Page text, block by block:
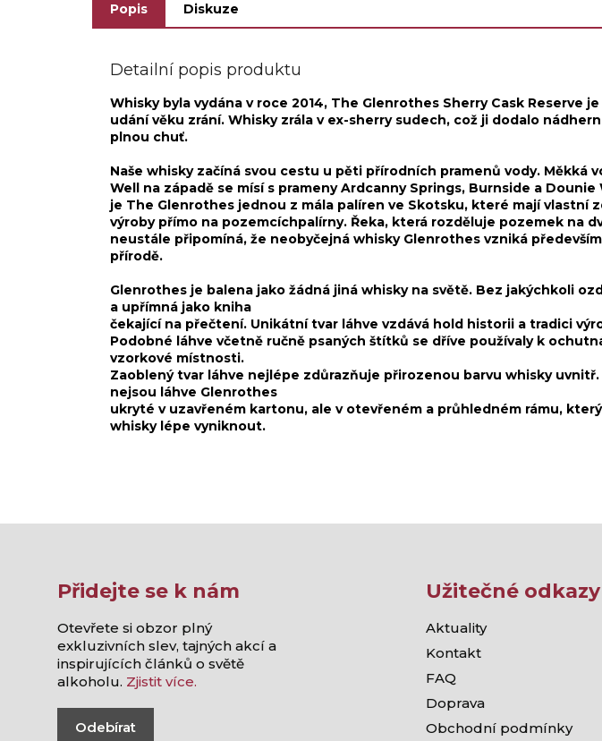
Popis Diskuze
Detailní popis produktu
Whisky byla vydána v roce 2014, The Glenrothes Sherry Cask Reserve
udání věku zrání. Whisky zrála v ex-sherry sudech, což ji dodalo
plnou chuť.
Naše whisky začíná svou cestu u pěti přírodních pramenů vody. Měkká
Well na západě se mísí s prameny Ardcanny Springs, Burnside a
je The Glenrothes jednou z mála palíren ve Skotsku, které mají vlastní
výroby přímo na pozemcíchpalírny. Řeka, která rozděluje pozemek na
neustále připomíná, že neobyčejná whisky Glenrothes vzniká
přírodě.
Glenrothes je balena jako žádná jiná whisky na světě. Bez jakýchkoli
a upřímná jako kniha
čekající na přečtení. Unikátní tvar láhve vzdává hold historii a tradici
Podobné láhve včetně ručně psaných štítků se dříve používaly k
vzorkové místnosti.
Zaoblený tvar láhve nejlépe zdůrazňuje přirozenou barvu whisky
nejsou láhve Glenrothes
ukryté v uzavřeném kartonu, ale v otevřeném a průhledném rámu,
whisky lépe vyniknout.
Přidejte se k nám
Otevřete si obzor plný
exkluzivních slev, tajných akcí a
inspirujících článků o světě
alkoholu. Zjistit více.
Odebírat
Užitečné odkazy
Aktuality
Kontakt
FAQ
Doprava
Obchodní podmínky